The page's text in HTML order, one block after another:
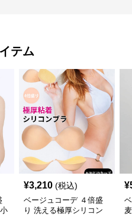
テム
¥3,210 (税込)
ベージュコーデ ４倍盛
り 洗える極厚シリコン
¥